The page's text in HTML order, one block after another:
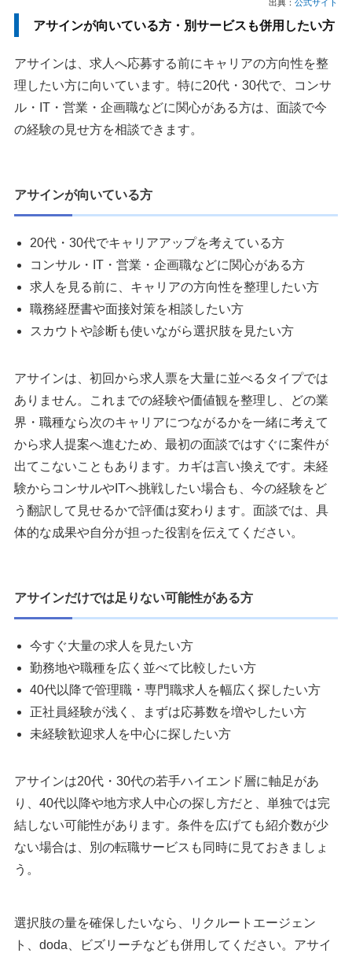
出典： 公式サイト
アサインが向いている方・別サービスも併用したい方
アサインは、求人へ応募する前にキャリアの方向性を整
理したい方に向いています。特に20代・30代で、コンサ
ル・IT・営業・企画職などに関心がある方は、面談で今
の経験の見せ方を相談できます。
アサインが向いている方
20代・30代でキャリアアップを考えている方
コンサル・IT・営業・企画職などに関心がある方
求人を見る前に、キャリアの方向性を整理したい方
職務経歴書や面接対策を相談したい方
スカウトや診断も使いながら選択肢を見たい方
アサインは、初回から求人票を大量に並べるタイプでは
ありません。これまでの経験や価値観を整理し、どの業
界・職種なら次のキャリアにつながるかを一緒に考えて
から求人提案へ進むため、最初の面談ではすぐに案件が
出てこないこともあります。カギは言い換えです。未経
験からコンサルやITへ挑戦したい場合も、今の経験をど
う翻訳して見せるかで評価は変わります。面談では、具
体的な成果や自分が担った役割を伝えてください。
アサインだけでは足りない可能性がある方
今すぐ大量の求人を見たい方
勤務地や職種を広く並べて比較したい方
40代以降で管理職・専門職求人を幅広く探したい方
正社員経験が浅く、まずは応募数を増やしたい方
未経験歓迎求人を中心に探したい方
アサインは20代・30代の若手ハイエンド層に軸足があ
り、40代以降や地方求人中心の探し方だと、単独では完
結しない可能性があります。条件を広げても紹介数が少
ない場合は、別の転職サービスも同時に見ておきましょ
う。
選択肢の量を確保したいなら、リクルートエージェン
ト、doda、ビズリーチなども併用してください。アサイ